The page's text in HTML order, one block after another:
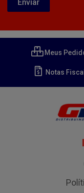
Meus
Notas